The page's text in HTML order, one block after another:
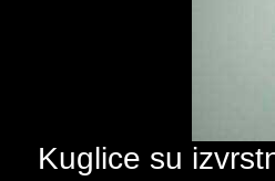
Kuglice su